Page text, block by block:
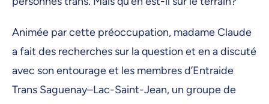
Animée par cette préoccupation, madame Claude
a fait des recherches sur la question et en a discuté
avec son entourage et les membres d’Entraide
Trans Saguenay–Lac-Saint-Jean, un groupe de